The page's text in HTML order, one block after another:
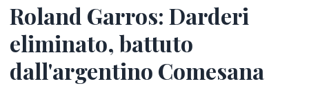
Roland Garros: Darderi
eliminato, battuto
dall'argentino Comesana